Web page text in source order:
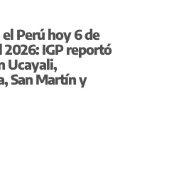
Perú hoy 6 de
2026: IGP reportó
Ucayali,
San Martín y